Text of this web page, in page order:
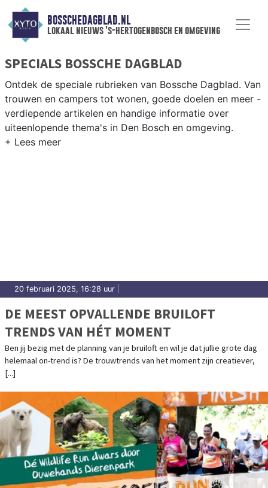
BOSSCHEDAGBLAD.NL
lokaal nieuws 's-hertogenbosch en omgeving
SPECIALS BOSSCHE DAGBLAD
Ontdek de speciale rubrieken van Bossche Dagblad. Van
trouwen en campers tot wonen, goede doelen en meer -
verdiepende artikelen en handige informatie over
uiteenlopende thema's in Den Bosch en omgeving.
20 februari 2025, 16:28 uur
DE MEEST OPVALLENDE BRUILOFT
TRENDS VAN HÉT MOMENT
Ben jij bezig met de planning van je bruiloft en wil je dat jullie grote dag
helemaal on-trend is? De trouwtrends van het moment zijn creatiever,
[...]